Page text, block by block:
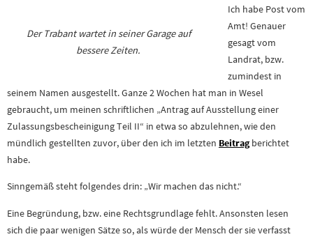
Der Trabant wartet in seiner Garage auf
bessere Zeiten.
Ich habe Post vom
Amt! Genauer
gesagt vom
Landrat, bzw.
zumindest in
seinem Namen ausgestellt. Ganze 2 Wochen hat man in Wesel
gebraucht, um meinen schriftlichen „Antrag auf Ausstellung einer
Zulassungsbescheinigung Teil II“ in etwa so abzulehnen, wie den
mündlich gestellten zuvor, über den ich im letzten Beitragberichtet
habe.
Sinngemäß steht folgendes drin: „Wir machen das nicht.“
Eine Begründung, bzw. eine Rechtsgrundlage fehlt. Ansonsten lesen
sich die paar wenigen Sätze so, als würde der Mensch der sie verfasst